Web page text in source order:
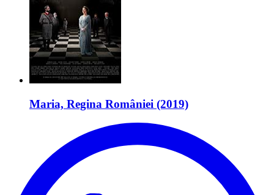
Maria, Regina României (2019)